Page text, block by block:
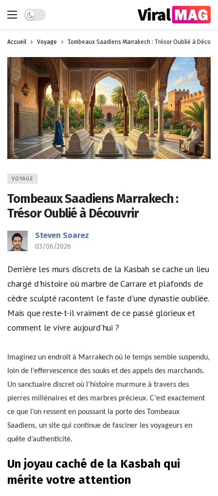
Dark mode
Accueil Voyage Tombeaux Saadiens Marrakech : Trésor Oublié à
VOYAGE
Tombeaux Saadiens Marrakech :
Trésor Oublié à Découvrir
Steven Soarez
03/06/2026
Derrière les murs discrets de la Kasbah se cache un lieu
chargé d'histoire où marbre de Carrare et plafonds de
cèdre sculpté racontent le faste d'une dynastie oubliée.
Mais que reste-t-il vraiment de ce passé glorieux et
comment le vivre aujourd'hui ?
Imaginez un endroit à Marrakech où le temps semble suspendu,
loin de l’effervescence des souks et des appels des marchands.
Un sanctuaire discret où l’histoire murmure à travers des
pierres millénaires et des marbres précieux. C’est exactement
ce que l’on ressent en poussant la porte des Tombeaux
Saadiens, un site qui continue de fasciner les voyageurs en
quête d’authenticité.
Un joyau caché de la Kasbah qui
mérite votre attention